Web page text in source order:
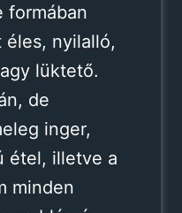
formában
nyilalló,
lüktető.
de
inger,
étel, illetve a
minden